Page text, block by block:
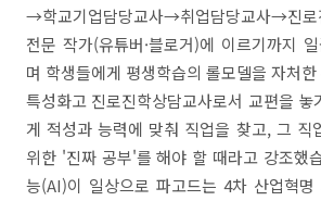
→학교기업담당교사→취업담당교사→진
전문 작가(유튜버·블로거)에 이르기까지
며 학생들에게 평생학습의 롤모델을 자처
특성화고 진로진학상담교사로서 교편을 놓
게 적성과 능력에 맞춰 직업을 찾고, 그 직
위한 '진짜 공부'를 해야 할 때라고 강조했
능(AI)이 일상으로 파고드는 4차 산업혁